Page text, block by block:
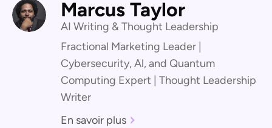
Marcus Taylor
AI Writing & Thought Leadership
Fractional Marketing Leader |
Cybersecurity, Al, and Quantum
Computing Expert | Thought Leadership
Writer
En savoir plus